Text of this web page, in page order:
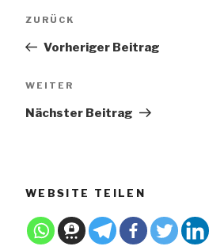
Vorheriger
ZURÜCK
Vorheriger Beitrag
Nächster
WEITER
Nächster Beitrag
WEBSITE TEILEN